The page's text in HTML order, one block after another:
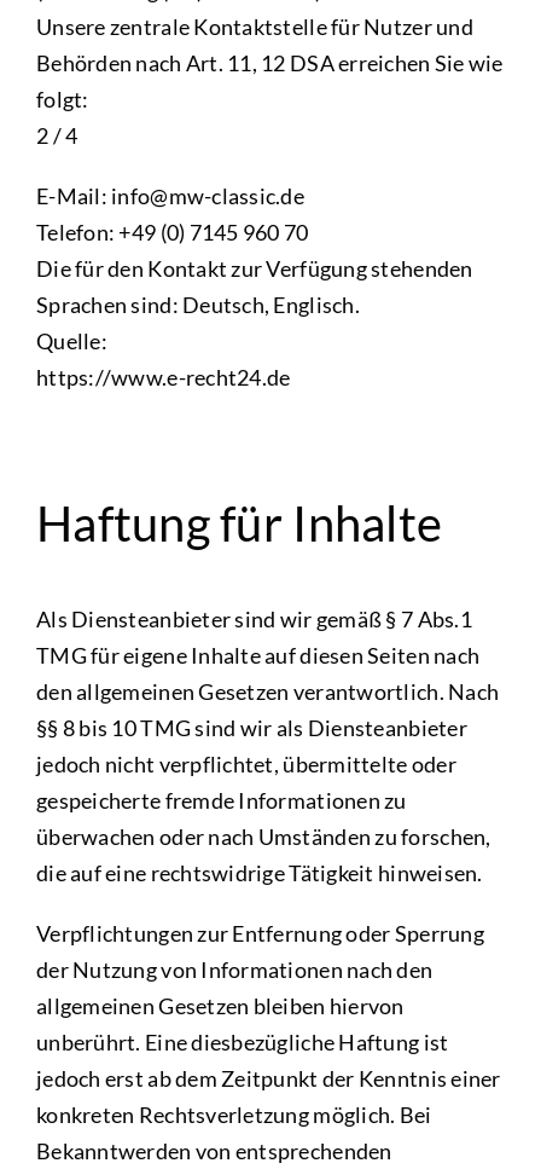
Unsere zentrale Kontaktstelle für Nutzer und
Behörden nach Art. 11, 12 DSA erreichen Sie wie
folgt:
2 / 4
E-Mail: info@mw-classic.de
Telefon: +49 (0) 7145 960 70
Die für den Kontakt zur Verfügung stehenden
Sprachen sind: Deutsch, Englisch.
Quelle:
https://www.e-recht24.de
Haftung für Inhalte
Als Diensteanbieter sind wir gemäß § 7 Abs.1
TMG für eigene Inhalte auf diesen Seiten nach
den allgemeinen Gesetzen verantwortlich. Nach
§§ 8 bis 10 TMG sind wir als Diensteanbieter
jedoch nicht verpflichtet, übermittelte oder
gespeicherte fremde Informationen zu
überwachen oder nach Umständen zu forschen,
die auf eine rechtswidrige Tätigkeit hinweisen.
Verpflichtungen zur Entfernung oder Sperrung
der Nutzung von Informationen nach den
allgemeinen Gesetzen bleiben hiervon
unberührt. Eine diesbezügliche Haftung ist
jedoch erst ab dem Zeitpunkt der Kenntnis einer
konkreten Rechtsverletzung möglich. Bei
Bekanntwerden von entsprechenden